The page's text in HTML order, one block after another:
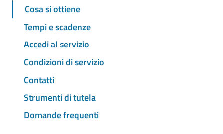
Cosa si ottiene
Tempi e scadenze
Accedi al servizio
Condizioni di servizio
Contatti
Strumenti di tutela
Domande frequenti